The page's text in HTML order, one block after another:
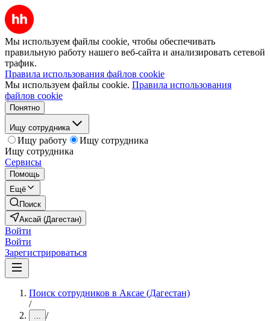
Мы используем файлы cookie, чтобы обеспечивать
правильную работу нашего веб-сайта и анализировать сетевой
трафик.
Правила использования файлов cookie
Мы используем файлы cookie. Правила использования
файлов cookie
Понятно
Ищу сотрудника
Ищу работу
Ищу сотрудника
Ищу сотрудника
Сервисы
Помощь
Ещё
Поиск
Аксай (Дагестан)
Войти
Войти
Зарегистрироваться
Поиск сотрудников в Аксае (Дагестан)
/
... /